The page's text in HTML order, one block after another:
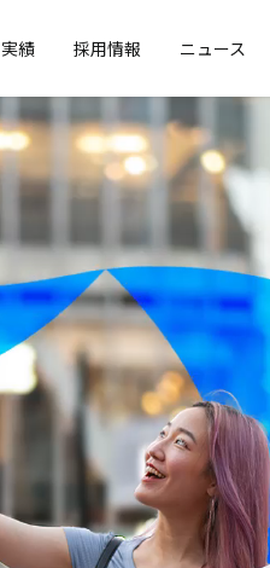
実績 採用情報 ニュース